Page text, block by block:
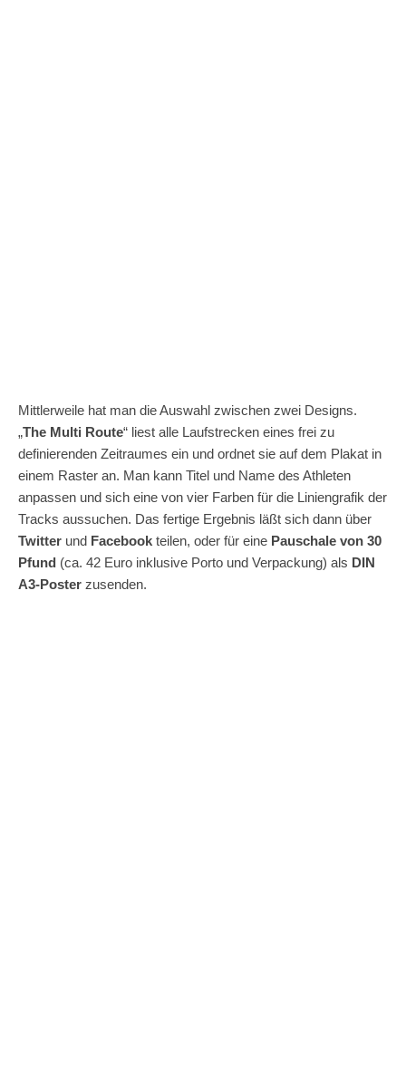
Mittlerweile hat man die Auswahl zwischen zwei Designs.
„The Multi Route“ liest alle Laufstrecken eines frei zu
definierenden Zeitraumes ein und ordnet sie auf dem Plakat in
einem Raster an. Man kann Titel und Name des Athleten
anpassen und sich eine von vier Farben für die Liniengrafik der
Tracks aussuchen. Das fertige Ergebnis läßt sich dann über
Twitter und Facebook teilen, oder für eine Pauschale von 30
Pfund (ca. 42 Euro inklusive Porto und Verpackung) als DIN
A3-Poster zusenden.